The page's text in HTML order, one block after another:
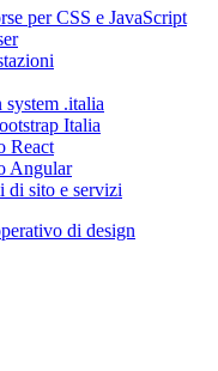
per CSS e JavaScript
.italia
Italia
React
Angular
di sito e servizi
di design